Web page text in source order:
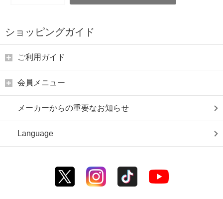
ショッピングガイド
ご利用ガイド
会員メニュー
メーカーからの重要なお知らせ
Language